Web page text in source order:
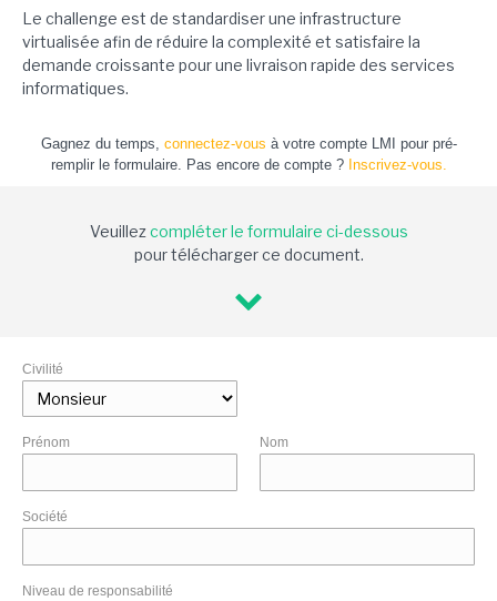
Le challenge est de standardiser une infrastructure
virtualisée afin de réduire la complexité et satisfaire la
demande croissante pour une livraison rapide des services
informatiques.
Gagnez du temps, connectez-vous à votre compte LMI pour pré-
remplir le formulaire. Pas encore de compte ? Inscrivez-vous.
Veuillezcompléter le formulaire ci-dessous
pour télécharger ce document.
Civilité
Prénom Nom
Société
Niveau de responsabilité